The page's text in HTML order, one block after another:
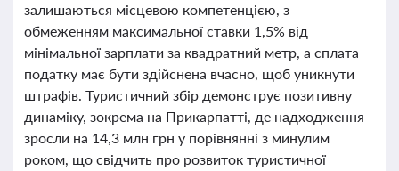
залишаються місцевою компетенцією, з
обмеженням максимальної ставки 1,5% від
мінімальної зарплати за квадратний метр, а сплата
податку має бути здійснена вчасно, щоб уникнути
штрафів. Туристичний збір демонструє позитивну
динаміку, зокрема на Прикарпатті, де надходження
зросли на 14,3 млн грн у порівнянні з минулим
роком, що свідчить про розвиток туристичної